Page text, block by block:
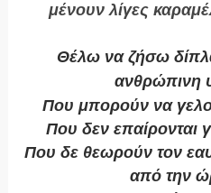
μένουν λίγες
Θέλω να ζήσω
ανθρώπινη
Που μπορούν να
Που δεν επαίρονται
Που δε θεωρούν τον
από την